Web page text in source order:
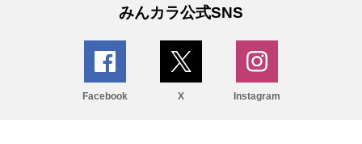
みんカラ公式SNS
Facebook X Instagram